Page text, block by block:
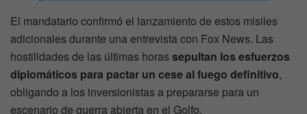
El mandatario confirmó el lanzamiento de estos misiles
adicionales durante una entrevista con Fox News. Las
hostilidades de las últimas horassepultan los esfuerzos
diplomáticos para pactar un cese al fuego definitivo,
obligando a los inversionistas a prepararse para un
escenario de guerra abierta en el Golfo.